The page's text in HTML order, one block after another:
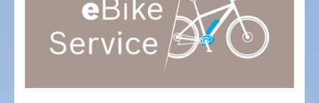
gravel
Vélos
tout
VTT